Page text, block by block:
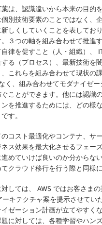
は、認識違いから本来の目的
別技術要素のことではなく、
しくしていくことを表してお
３つの軸を組み合わせて推進
律を促すこと（人・組織）、
る（プロセス）、最新技術を
これらを組み合わせて現状の
く、組み合わせてモダナイゼ
ことができます。他には認識
を推進するためには、どの様
す。
コスト最適化やコンテナ、
ス効果を最大化させるフェー
めていけば良いのか分からな
クラウド移行を行う際と同様
しては、 AWS ではお客さま
キテクチャ案を提示させて
ゼーション計画が立てやすくな
に対しては、各種学習やハ